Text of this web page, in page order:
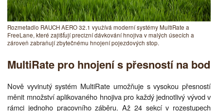
Rozmetadlo RAUCH AERO 32.1 využívá moderní systémy MultiRate a
FreeLane, které zajišťují precizní dávkování hnojiva v malých úsecích a
zároveň zabraňují zbytečnému hnojení pojezdových stop.
MultiRate pro hnojení s přesností na bod
Nově vyvinutý systém MultiRate umožňuje s vysokou přesností
měnit množství aplikovaného hnojiva pro každý jednotlivý vývod v
rámci jednoho pracovního záběru. Až 24 sekcí v rozestupech